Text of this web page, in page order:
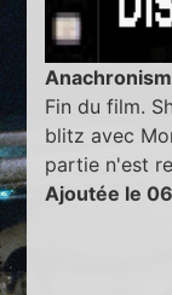
Fin du film.
blitz avec
partie n'est
Ajoutée le